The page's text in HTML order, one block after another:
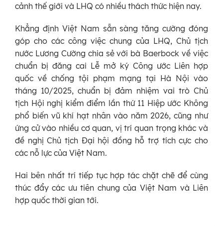
cảnh thế giới và LHQ có nhiều thách thức hiện nay.
Khẳng định Việt Nam sẵn sàng tăng cường đóng
góp cho các công việc chung của LHQ, Chủ tịch
nước Lương Cường chia sẻ với bà Baerbock về việc
chuẩn bị đăng cai Lễ mở ký Công ước Liên hợp
quốc về chống tội phạm mạng tại Hà Nội vào
tháng 10/2025, chuẩn bị đảm nhiệm vai trò Chủ
tịch Hội nghị kiểm điểm lần thứ 11 Hiệp ước Không
phổ biến vũ khí hạt nhân vào năm 2026, cũng như
ứng cử vào nhiều cơ quan, vị trí quan trọng khác và
đề nghị Chủ tịch Đại hội đồng hỗ trợ tích cực cho
các nỗ lực của Việt Nam.
Hai bên nhất trí tiếp tục hợp tác chặt chẽ để cùng
thúc đẩy các ưu tiên chung của Việt Nam và Liên
hợp quốc thời gian tới.